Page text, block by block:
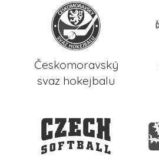
Českomoravský
svaz hokejbalu